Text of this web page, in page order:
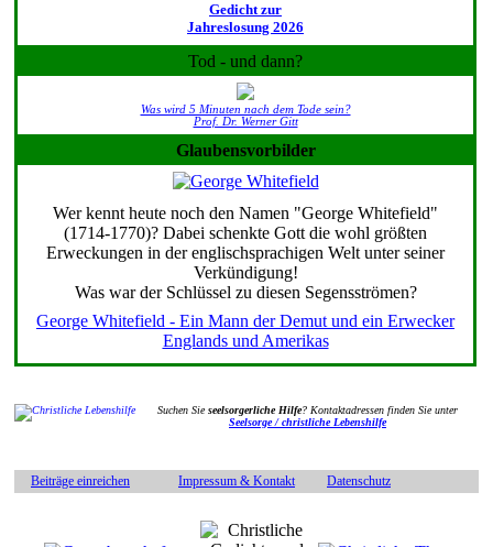
Gedicht zur
Jahreslosung 2026
Tod - und dann?
Was wird 5 Minuten nach dem Tode sein?
Prof. Dr. Werner Gitt
Glaubensvorbilder
Wer kennt heute noch den Namen "George Whitefield"
(1714-1770)? Dabei schenkte Gott die wohl größten
Erweckungen in der englischsprachigen Welt unter seiner
Verkündigung!
Was war der Schlüssel zu diesen Segensströmen?
George Whitefield - Ein Mann der Demut und ein Erwecker
Englands und Amerikas
Suchen Sieseelsorgerliche Hilfe? Kontaktadressen finden Sie unter
Seelsorge / christliche Lebenshilfe
Beiträge einreichen Impressum & Kontakt Datenschutz